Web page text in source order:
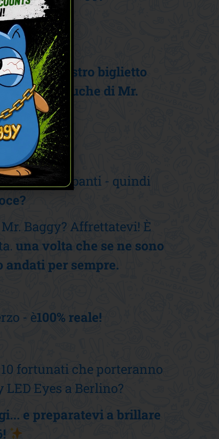
con yil nostro biglietto
al peluche di Mr.
10 partecipanti - quindi
Baggy? Affrettatevi! È
una volta che se ne sono
andati per sempre.
- è100% reale!
fortunati che porteranno
Eyes a Berlino?
e preparatevi a brillare